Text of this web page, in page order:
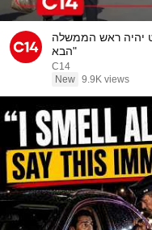
יהיה ראש הממשלה
הבא"
C14
New 9.9K views